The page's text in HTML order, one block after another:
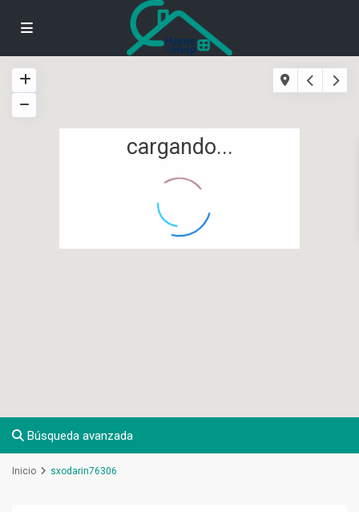
cargando...
Búsqueda avanzada
Inicio sxodarin76306